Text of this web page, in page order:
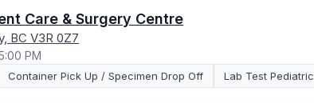
Care & Surgery Centre
BC V3R 0Z7
PM
Container Pick Up / Specimen Drop Off Lab Test Pediatric